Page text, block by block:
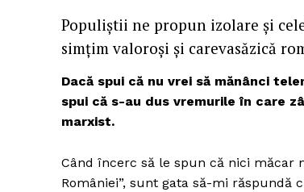
Populiștii ne propun izolare și
simțim valoroși și carevasăzică
Dacă spui că nu vrei să mănânci
spui că s-au dus vremurile în care
marxist.
Când încerc să le spun că nici măcar
României”, sunt gata să-mi